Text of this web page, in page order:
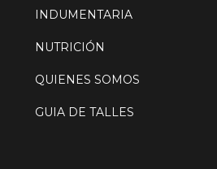
INDUMENTARIA
NUTRICIÓN
QUIENES SOMOS
GUIA DE TALLES